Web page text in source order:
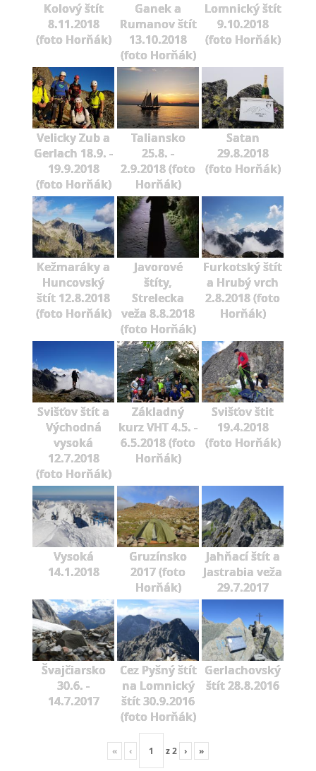
Kolový štít
8.11.2018
(foto Horňák)
Ganek a
Rumanov štít
13.10.2018
(foto Horňák)
Lomnický štít
9.10.2018
(foto Horňák)
Velicky Zub a
Gerlach 18.9. -
19.9.2018
(foto Horňák)
Taliansko
25.8. -
2.9.2018 (foto
Horňák)
Satan
29.8.2018
(foto Horňák)
Kežmaráky a
Huncovský
štít 12.8.2018
(foto Horňák)
Javorové
štíty,
Strelecka
veža 8.8.2018
(foto Horňák)
Furkotský štít
a Hrubý vrch
2.8.2018 (foto
Horňák)
Svišťov štít a
Východná
vysoká
12.7.2018
(foto Horňák)
Základný
kurz VHT 4.5. -
6.5.2018 (foto
Horňák)
Svišťov štit
19.4.2018
(foto Horňák)
Vysoká
14.1.2018
Gruzínsko
2017 (foto
Horňák)
Jahňací štít a
Jastrabia veža
29.7.2017
Švajčiarsko
30.6. -
14.7.2017
Cez Pyšný štít
na Lomnický
štít 30.9.2016
(foto Horňák)
Gerlachovský
štít 28.8.2016
« ‹ z2 › »